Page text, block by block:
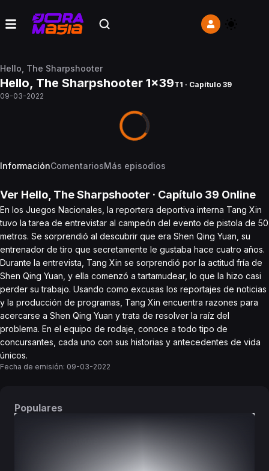
Hello, The Sharpshooter
Hello, The Sharpshooter 1x39T1 · Capítulo 39
09-03-2022
InformaciónComentariosMás episodios
Ver Hello, The Sharpshooter · Capítulo 39 Online
En los Juegos Nacionales, la reportera deportiva interna Tang Xin
tuvo la tarea de entrevistar al campeón del evento de pistola de 50
metros. Se sorprendió al descubrir que era Shen Qing Yuan, su
entrenador de tiro que secretamente le gustaba hace cuatro años.
Durante la entrevista, Tang Xin se sorprendió por la actitud fría de
Shen Qing Yuan, y ella comenzó a tartamudear, lo que la hizo casi
perder su trabajo. Usando como excusas los reportajes de noticias
y la producción de programas, Tang Xin encuentra razones para
acercarse a Shen Qing Yuan y trata de resolver la raíz del
problema. En el equipo de rodaje, conoce a todo tipo de
concursantes, cada uno con sus historias y antecedentes de vida
únicos.
Fecha de emisión: 09-03-2022
Populares